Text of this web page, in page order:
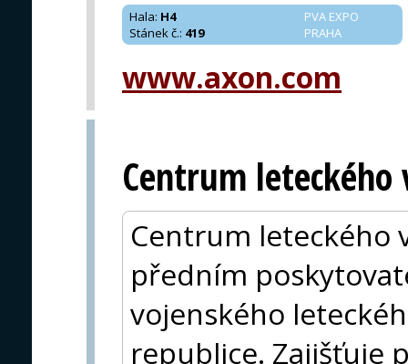
PVA EXPO
PRAHA
Hala: H4
Stánek č.: 419
www.axon.com
Centrum
Centrum leteckého
předním
vojenského
republice. Zajišťuje